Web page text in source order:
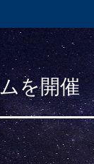
を開催